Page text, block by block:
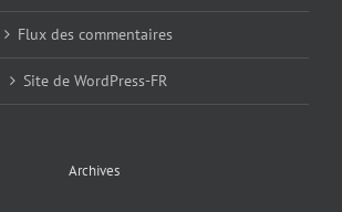
Flux des commentaires
Site de WordPress-FR
Archives